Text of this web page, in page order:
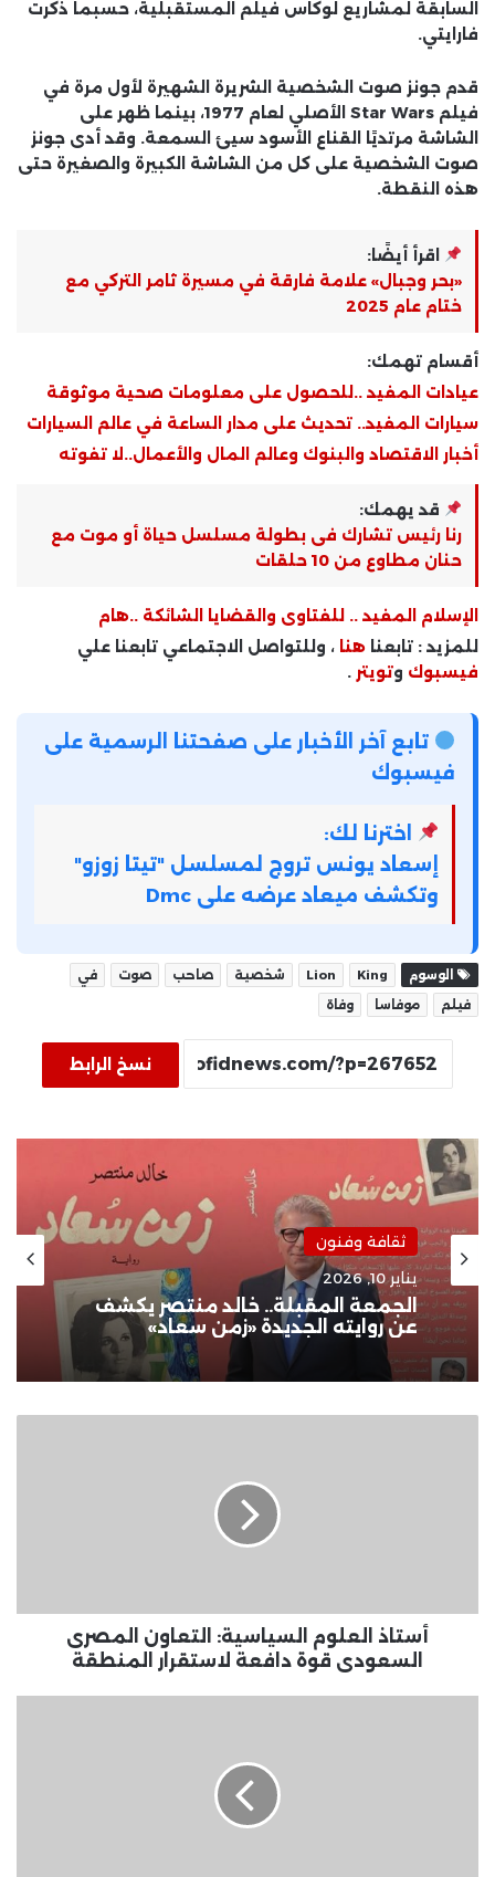
السابقة لمشاريع لوكاس فيلم المستقبلية، حسبما ذكرت
فارايتي.
قدم جونز صوت الشخصية الشريرة الشهيرة لأول مرة في
فيلم Star Wars الأصلي لعام 1977، بينما ظهر على
الشاشة مرتديًا القناع الأسود سيئ السمعة. وقد أدى جونز
صوت الشخصية على كل من الشاشة الكبيرة والصغيرة حتى
هذه النقطة.
اقرأ أيضًا:
«بحر وجبال» علامة فارقة في مسيرة ثامر التركي مع
ختام عام 2025
أقسام تهمك:
عيادات المفيد ..للحصول على معلومات صحية موثوقة
سيارات المفيد.. تحديث على مدار الساعة في عالم السيارات
أخبار الاقتصاد والبنوك وعالم المال والأعمال..لا تفوته
قد يهمك:
رنا رئيس تشارك فى بطولة مسلسل حياة أو موت مع
حنان مطاوع من 10 حلقات
الإسلام المفيد .. للفتاوى والقضايا الشائكة ..هام
للمزيد : تابعنا هنا ، وللتواصل الاجتماعي تابعنا علي
فيسبوك وتويتر .
تابع آخر الأخبار على صفحتنا الرسمية على
فيسبوك
اخترنا لك:
إسعاد يونس تروج لمسلسل "تيتا زوزو"
وتكشف ميعاد عرضه على Dmc
الوسوم King
Lion شخصية صاحب صوت
في
فيلم
موفاسا وفاة
نسخ الرابط
ثقافة وفنون
يناير 10, 2026
الجمعة المقبلة.. خالد منتصر يكشف
عن روايته الجديدة «زمن سعاد»
لاستقرار
المنطقةأستاذ العلوم السياسية: التعاون المصرى
السعودى قوة دافعة لاستقرار المنطقة